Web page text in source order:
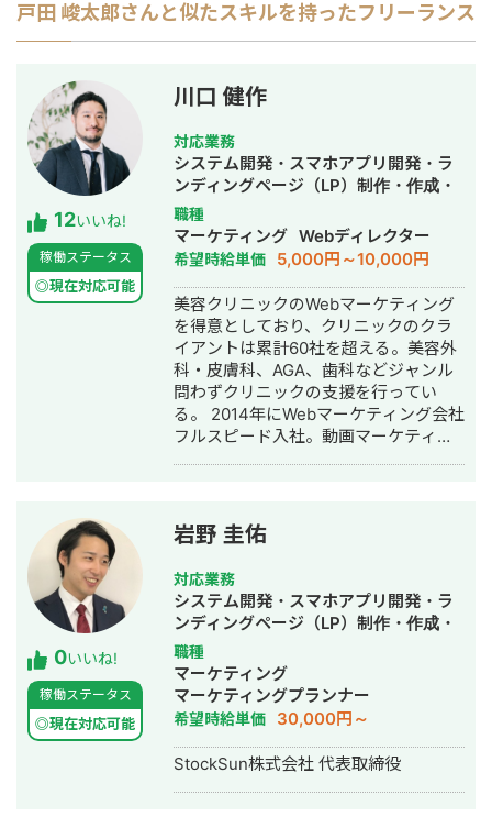
戸田 峻太郎さんと似たスキルを持ったフリーランス
12いいね!
稼働ステータス
◎現在対応可能
川口 健作
対応業務
システム開発・スマホアプリ開発・ラ
ンディングページ（LP）制作・作成・
Youtubeチャンネル運営代行・立ち上
げ・ECサイト構築・ネットショップ作
成代行・SEO対策・新規事業立上・
SNS運用代行・記事作成代行・ライテ
ィング・ホームページ制作・作成・バ
ナー制作・デザイン・ロゴデザイン・
作成・リスティング広告運用代行・オ
ウンドメディア制作・構築・運用代
行・動画制作・動画編集・営業代行
職種
マーケティング Webディレクター
希望時給単価 5,000円～10,000円
美容クリニックのWebマーケティング
を得意としており、クリニックのクラ
イアントは累計60社を超える。美容外
科・皮膚科、AGA、歯科などジャンル
問わずクリニックの支援を行ってい
る。 2014年にWebマーケティング会社
フルスピード入社。動画マーケティン
独立。 独立後はフリーランスとなり、
フロントエンドエンジニア兼総合Web
マーケターとして活動。現在はWebコ
ンサルティング会社を創設し、法人と
してStockSunに参画。
0いいね!
稼働ステータス
◎現在対応可能
岩野 圭佑
対応業務
システム開発・スマホアプリ開発・ラ
ンディングページ（LP）制作・作成・
Youtubeチャンネル運営代行・立ち上
げ・ECサイト構築・ネットショップ作
成代行・SEO対策・新規事業立上・
SNS運用代行・ホームページ制作・作
成・リスティング広告運用代行・動画
制作・動画編集
職種
マーケティング
マーケティングプランナー
希望時給単価 30,000円～
StockSun株式会社 代表取締役